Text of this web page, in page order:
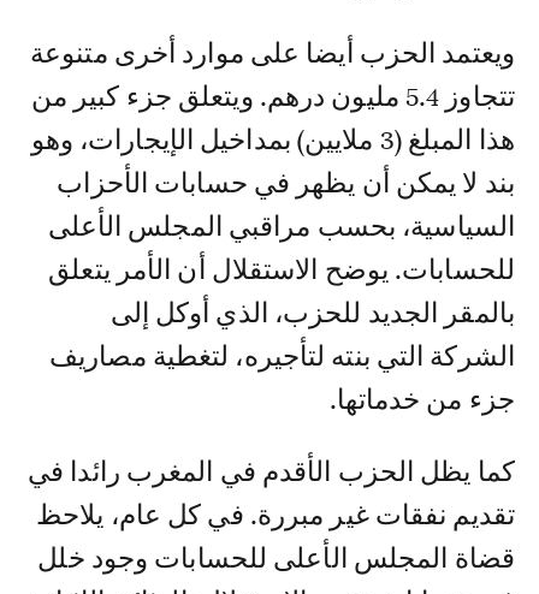
ويعتمد الحزب أيضا على موارد أخرى متنوعة
تتجاوز 5.4 مليون درهم. ويتعلق جزء كبير من
هذا المبلغ (3 ملايين) بمداخيل الإيجارات، وهو
بند لا يمكن أن يظهر في حسابات الأحزاب
السياسية، بحسب مراقبي المجلس الأعلى
للحسابات. يوضح الاستقلال أن الأمر يتعلق
بالمقر الجديد للحزب، الذي أوكل إلى
الشركة التي بنته لتأجيره، لتغطية مصاريف
جزء من خدماتها.
كما يظل الحزب الأقدم في المغرب رائدا في
تقديم نفقات غير مبررة. في كل عام، يلاحظ
قضاة المجلس الأعلى للحسابات وجود خلل